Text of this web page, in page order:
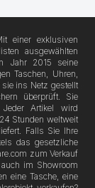
einer exklusiven
ausgewählten
Jahr 2015 seine
Taschen, Uhren,
ins Netz gestellt
überprüft. Sie
Jeder Artikel wird
Stunden weltweit
Falls Sie Ihre
das gesetzliche
zum Verkauf
im Showroom
eine Tasche, eine